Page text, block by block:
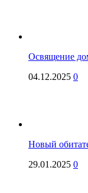
Освящение
04.12.2025 0
Новый
29.01.2025 0